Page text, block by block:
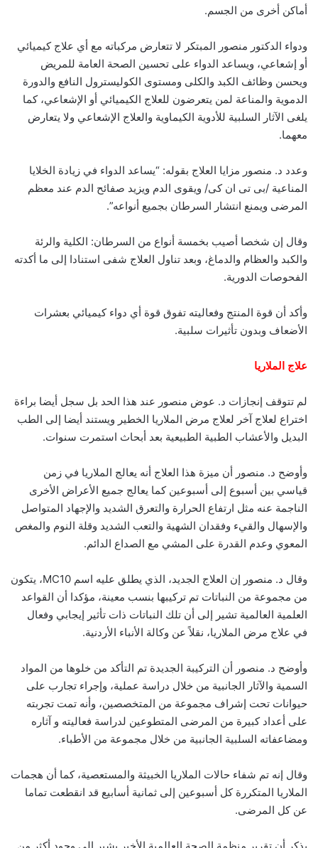
أماكن أخرى من الجسم.
ودواء الدكتور منصور المبتكر لا تتعارض مركباته مع أي علاج كيميائي
أو إشعاعي، ويساعد الدواء على تحسين الصحة العامة للمريض
ويحسن وظائف الكبد والكلى ومستوى الكوليسترول النافع والدورة
الدموية والمناعة لمن يتعرضون للعلاج الكيميائي أو الإشعاعي، كما
يلغى الآثار السلبية للأدوية الكيماوية والعلاج الإشعاعي ولا يتعارض
معهما.
وعدد د. منصور مزايا العلاج بقوله: “يساعد الدواء في زيادة الخلايا
المناعية /بى تى ان كى/ ويقوى الدم ويزيد صفائح الدم عند معظم
المرضى ويمنع انتشار السرطان بجميع أنواعه”.
وقال إن شخصا أصيب بخمسة أنواع من السرطان: الكلية والرئة
والكبد والعظام والدماغ، وبعد تناول العلاج شفى استنادا إلى ما أكدته
الفحوصات الدورية.
وأكد أن قوة المنتج وفعاليته تفوق قوة أي دواء كيميائي بعشرات
الأضعاف وبدون تأثيرات سلبية.
علاج الملاريا
لم تتوقف إنجازات د. عوض منصور عند هذا الحد بل سجل أيضا براءة
اختراع لعلاج آخر لعلاج مرض الملاريا الخطير ويستند أيضا إلى الطب
البديل والأعشاب الطبية الطبيعية بعد أبحاث استمرت سنوات.
وأوضح د. منصور أن ميزة هذا العلاج أنه يعالج الملاريا في زمن
قياسي بين أسبوع إلى أسبوعين كما يعالج جميع الأعراض الأخرى
الناجمة عنه مثل ارتفاع الحرارة والتعرق الشديد والإجهاد المتواصل
والإسهال والقيء وفقدان الشهية والتعب الشديد وقلة النوم والمغص
المعوي وعدم القدرة على المشي مع الصداع الدائم.
وقال د. منصور إن العلاج الجديد، الذي يطلق عليه اسم MC10، يتكون
من مجموعة من النباتات تم تركيبها بنسب معينة، مؤكدا أن القواعد
العلمية العالمية تشير إلى أن تلك النباتات ذات تأثير إيجابي وفعال
في علاج مرض الملاريا، نقلاً عن وكالة الأنباء الأردنية.
وأوضح د. منصور أن التركيبة الجديدة تم التأكد من خلوها من المواد
السمية والآثار الجانبية من خلال دراسة عملية، وإجراء تجارب على
حيوانات تحت إشراف مجموعة من المتخصصين، وأنه تمت تجربته
على أعداد كبيرة من المرضى المتطوعين لدراسة فعاليته و آثاره
ومضاعفاته السلبية الجانبية من خلال مجموعة من الأطباء.
وقال إنه تم شفاء حالات الملاريا الخبيثة والمستعصية، كما أن هجمات
الملاريا المتكررة كل أسبوعين إلى ثمانية أسابيع قد انقطعت تماما
عن كل المرضى.
يذكر أن تقرير منظمة الصحة العالمية الأخير يشير إلى وجود أكثر من